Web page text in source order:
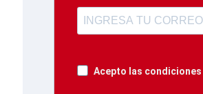
Acepto las